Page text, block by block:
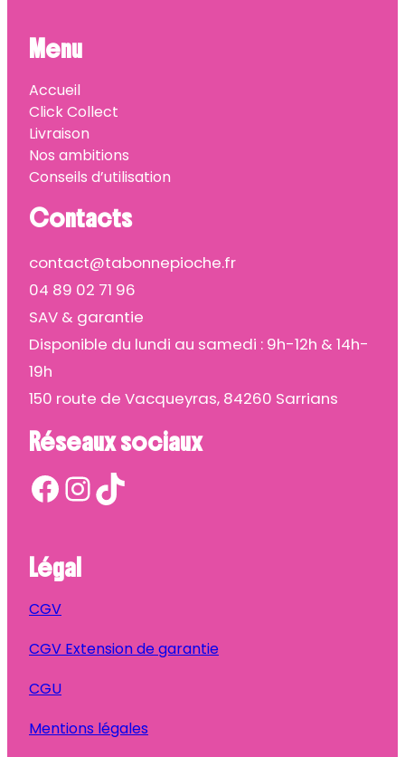
Menu
Accueil
Click Collect
Livraison
Nos ambitions
Conseils d’utilisation
Contacts
contact@tabonnepioche.fr
04 89 02 71 96
SAV & garantie
Disponible du lundi au samedi : 9h-12h & 14h-
19h
150 route de Vacqueyras, 84260 Sarrians
Réseaux sociaux
Facebook InstagramTikTok
Légal
CGV
CGV Extension de garantie
CGU
Mentions légales